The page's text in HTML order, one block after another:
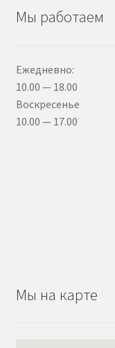
Мы работаем
Ежедневно:
10.00 — 18.00
Воскресенье
10.00 — 17.00
Мы на карте